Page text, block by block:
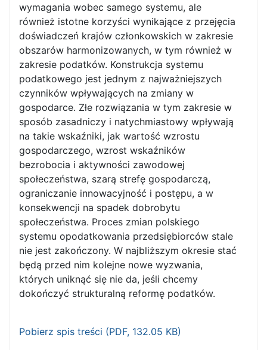
wymagania wobec samego systemu, ale
również istotne korzyści wynikające z przejęcia
doświadczeń krajów członkowskich w zakresie
obszarów harmonizowanych, w tym również w
zakresie podatków. Konstrukcja systemu
podatkowego jest jednym z najważniejszych
czynników wpływających na zmiany w
gospodarce. Złe rozwiązania w tym zakresie w
sposób zasadniczy i natychmiastowy wpływają
na takie wskaźniki, jak wartość wzrostu
gospodarczego, wzrost wskaźników
bezrobocia i aktywności zawodowej
społeczeństwa, szarą strefę gospodarczą,
ograniczanie innowacyjność i postępu, a w
konsekwencji na spadek dobrobytu
społeczeństwa. Proces zmian polskiego
systemu opodatkowania przedsiębiorców stale
nie jest zakończony. W najbliższym okresie stać
będą przed nim kolejne nowe wyzwania,
których uniknąć się nie da, jeśli chcemy
dokończyć strukturalną reformę podatków.
Pobierz spis treści (PDF, 132.05 KB)